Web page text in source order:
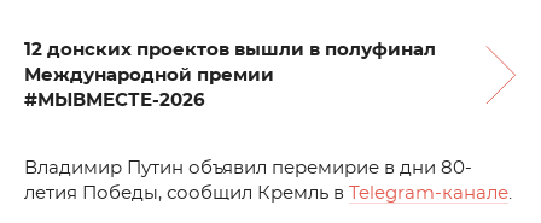
12 донских проектов вышли в полуфинал
Международной премии
#МЫВМЕСТЕ-2026
Владимир Путин объявил перемирие в дни 80-
летия Победы, сообщил Кремль в
Telegram-канале.